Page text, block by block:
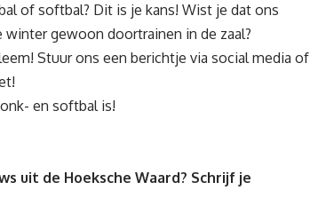
of softbal? Dit is je kans! Wist je dat ons
gewoon doortrainen in de zaal?
Stuur ons een berichtje via social media of
en softbal is!
uit de Hoeksche Waard? Schrijf je